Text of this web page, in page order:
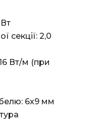
секції: 2,0
Вт/м (при
6х9 мм